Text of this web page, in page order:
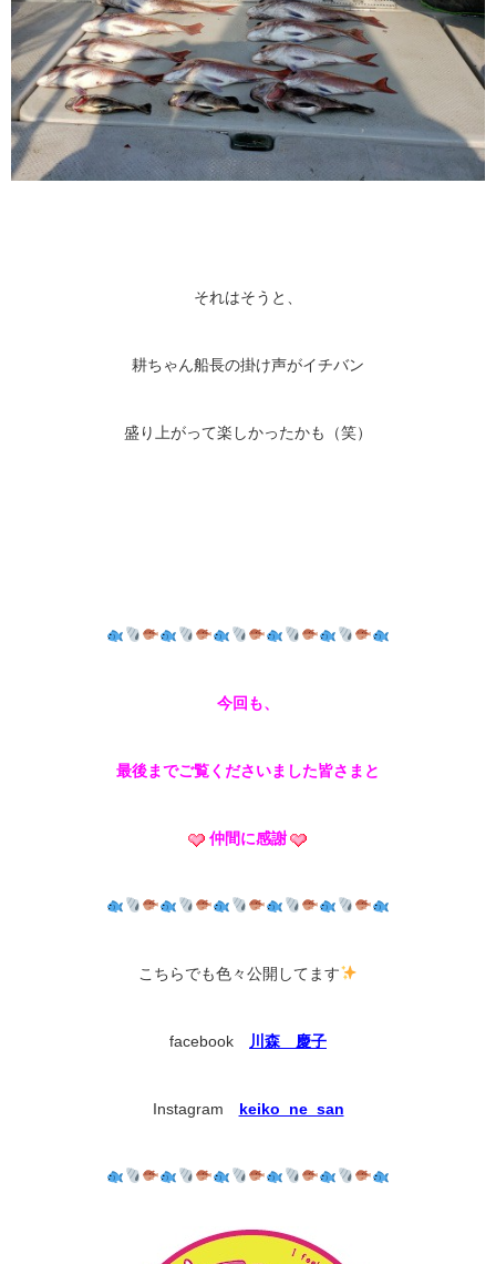
それはそうと、
耕ちゃん船長の掛け声がイチバン
盛り上がって楽しかったかも（笑）
今回も、
最後までご覧くださいました皆さまと
仲間に感謝
こちらでも色々公開してます
facebook 川森 慶子
Instagram keiko_ne_san